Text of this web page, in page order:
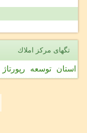
تگهای مركز املاك
استان توسعه رپورتاژ